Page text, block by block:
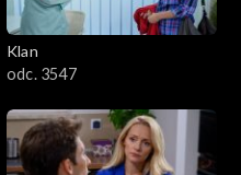
Klan
odc. 3547